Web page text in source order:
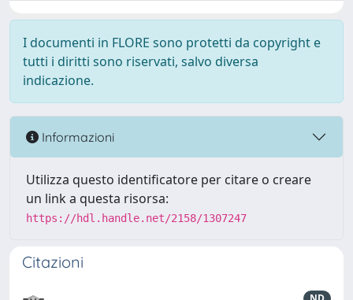
I documenti in FLORE sono protetti da copyright e
tutti i diritti sono riservati, salvo diversa
indicazione.
Informazioni
Utilizza questo identificatore per citare o creare
un link a questa risorsa:
https://hdl.handle.net/2158/1307247
Citazioni